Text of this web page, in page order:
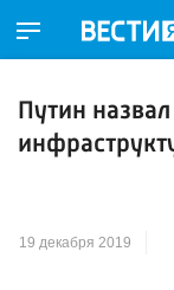
Путин
19 декабря 2019